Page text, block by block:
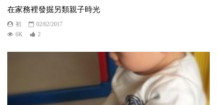
在家務裡發掘另類親子時光
初
02/02/2017
6K
2